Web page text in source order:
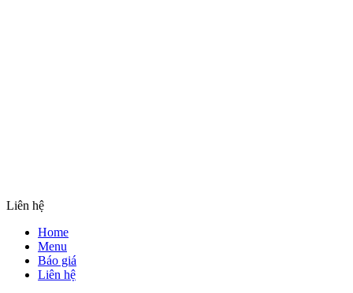
Liên hệ
Home
Menu
Báo giá
Liên hệ